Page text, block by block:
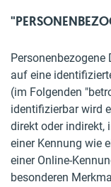
auf eine
(im Folgenden
identifizierbar wird
direkt oder indirekt,
einer Kennung wie
einer Online-
besonderen